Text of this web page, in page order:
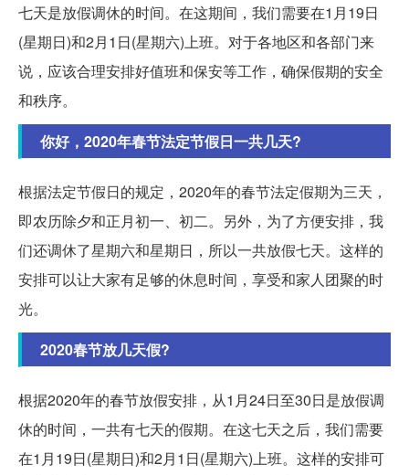
七天是放假调休的时间。在这期间，我们需要在1月19日
(星期日)和2月1日(星期六)上班。对于各地区和各部门来
说，应该合理安排好值班和保安等工作，确保假期的安全
和秩序。
你好，2020年春节法定节假日一共几天?
根据法定节假日的规定，2020年的春节法定假期为三天，
即农历除夕和正月初一、初二。另外，为了方便安排，我
们还调休了星期六和星期日，所以一共放假七天。这样的
安排可以让大家有足够的休息时间，享受和家人团聚的时
光。
2020春节放几天假?
根据2020年的春节放假安排，从1月24日至30日是放假调
休的时间，一共有七天的假期。在这七天之后，我们需要
在1月19日(星期日)和2月1日(星期六)上班。这样的安排可